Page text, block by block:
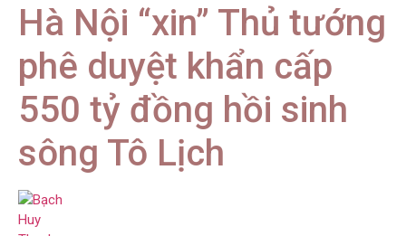
Hà Nội “xin” Thủ tướng
phê duyệt khẩn cấp
550 tỷ đồng hồi sinh
sông Tô Lịch